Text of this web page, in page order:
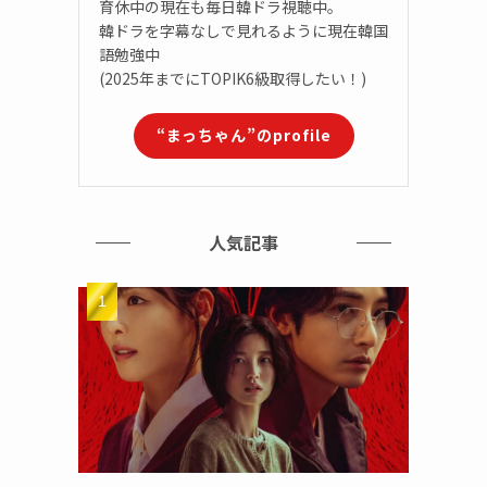
育休中の現在も毎日韓ドラ視聴中。
韓ドラを字幕なしで見れるように現在韓国
語勉強中
(2025年までにTOPIK6級取得したい！)
“まっちゃん”のprofile
人気記事